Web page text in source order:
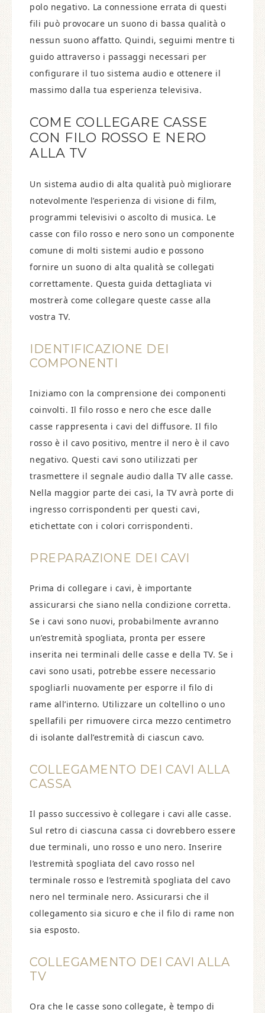
polo negativo. La connessione errata di questi
fili può provocare un suono di bassa qualità o
nessun suono affatto. Quindi, seguimi mentre ti
guido attraverso i passaggi necessari per
configurare il tuo sistema audio e ottenere il
massimo dalla tua esperienza televisiva.
COME COLLEGARE CASSE
CON FILO ROSSO E NERO
ALLA TV
Un sistema audio di alta qualità può migliorare
notevolmente l’esperienza di visione di film,
programmi televisivi o ascolto di musica. Le
casse con filo rosso e nero sono un componente
comune di molti sistemi audio e possono
fornire un suono di alta qualità se collegati
correttamente. Questa guida dettagliata vi
mostrerà come collegare queste casse alla
vostra TV.
IDENTIFICAZIONE DEI
COMPONENTI
Iniziamo con la comprensione dei componenti
coinvolti. Il filo rosso e nero che esce dalle
casse rappresenta i cavi del diffusore. Il filo
rosso è il cavo positivo, mentre il nero è il cavo
negativo. Questi cavi sono utilizzati per
trasmettere il segnale audio dalla TV alle casse.
Nella maggior parte dei casi, la TV avrà porte di
ingresso corrispondenti per questi cavi,
etichettate con i colori corrispondenti.
PREPARAZIONE DEI CAVI
Prima di collegare i cavi, è importante
assicurarsi che siano nella condizione corretta.
Se i cavi sono nuovi, probabilmente avranno
un’estremità spogliata, pronta per essere
inserita nei terminali delle casse e della TV. Se i
cavi sono usati, potrebbe essere necessario
spogliarli nuovamente per esporre il filo di
rame all’interno. Utilizzare un coltellino o uno
spellafili per rimuovere circa mezzo centimetro
di isolante dall’estremità di ciascun cavo.
COLLEGAMENTO DEI CAVI ALLA
CASSA
Il passo successivo è collegare i cavi alle casse.
Sul retro di ciascuna cassa ci dovrebbero essere
due terminali, uno rosso e uno nero. Inserire
l’estremità spogliata del cavo rosso nel
terminale rosso e l’estremità spogliata del cavo
nero nel terminale nero. Assicurarsi che il
collegamento sia sicuro e che il filo di rame non
sia esposto.
COLLEGAMENTO DEI CAVI ALLA
TV
Ora che le casse sono collegate, è tempo di